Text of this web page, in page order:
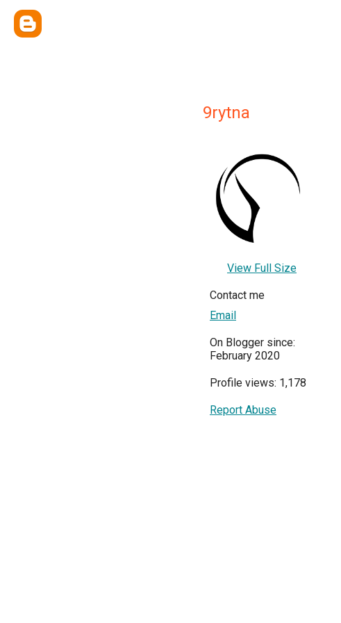
9rytna
View Full Size
Contact me
Email
On Blogger since:
February 2020
Profile views: 1,178
Report Abuse